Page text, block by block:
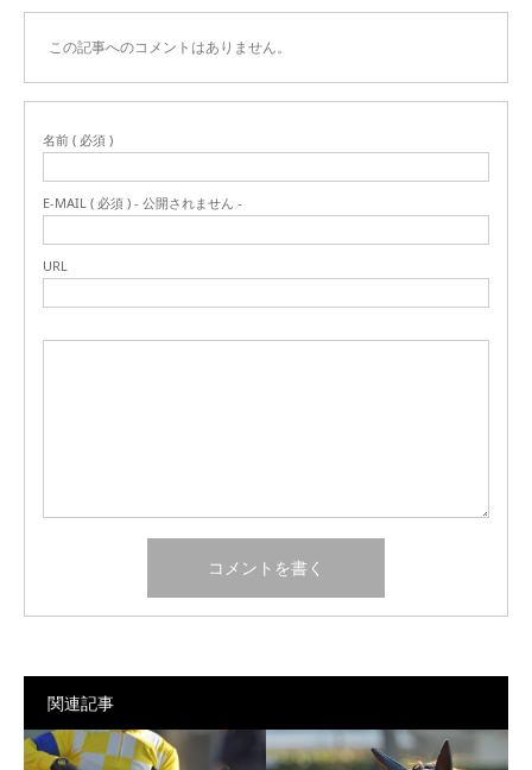
この記事へのコメントはありません。
名前 ( 必須 )
E-MAIL ( 必須 ) - 公開されません -
URL
関連記事